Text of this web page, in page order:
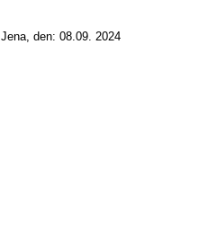
Jena, den: 08.09. 2024